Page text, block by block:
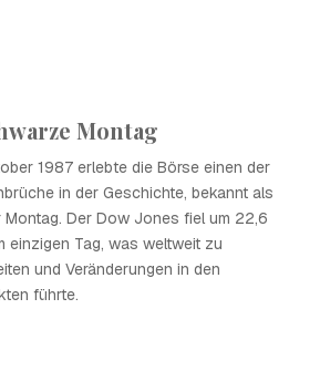
Montag
1987 erlebte die Börse einen der
in der Geschichte, bekannt als
Der Dow Jones fiel um 22,6
einzigen Tag, was weltweit zu
und Veränderungen in den
führte.